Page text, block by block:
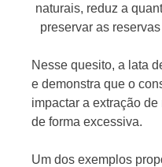
naturais, reduz a
preservar as
Nesse quesito, a lata
e demonstra que o
impactar a extração
de forma excessiva.
Um dos exemplos